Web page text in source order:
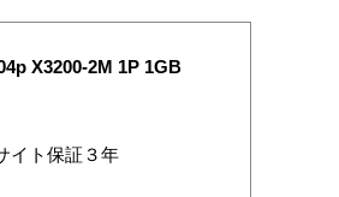
X3200-2M 1P 1GB
イト保証３年